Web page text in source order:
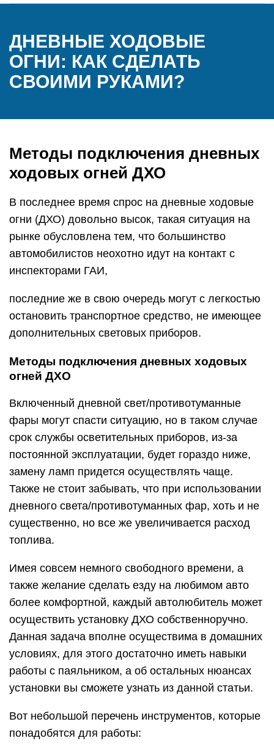
ДНЕВНЫЕ ХОДОВЫЕ
ОГНИ: КАК СДЕЛАТЬ
СВОИМИ РУКАМИ?
Методы подключения дневных
ходовых огней ДХО
В последнее время спрос на дневные ходовые
огни (ДХО) довольно высок, такая ситуация на
рынке обусловлена тем, что большинство
автомобилистов неохотно идут на контакт с
инспекторами ГАИ,
последние же в свою очередь могут с легкостью
остановить транспортное средство, не имеющее
дополнительных световых приборов.
Методы подключения дневных ходовых
огней ДХО
Включенный дневной свет/противотуманные
фары могут спасти ситуацию, но в таком случае
срок службы осветительных приборов, из-за
постоянной эксплуатации, будет гораздо ниже,
замену ламп придется осуществлять чаще.
Также не стоит забывать, что при использовании
дневного света/противотуманных фар, хоть и не
существенно, но все же увеличивается расход
топлива.
Имея совсем немного свободного времени, а
также желание сделать езду на любимом авто
более комфортной, каждый автолюбитель может
осуществить установку ДХО собственноручно.
Данная задача вполне осуществима в домашних
условиях, для этого достаточно иметь навыки
работы с паяльником, а об остальных нюансах
установки вы сможете узнать из данной статьи.
Вот небольшой перечень инструментов, которые
понадобятся для работы: